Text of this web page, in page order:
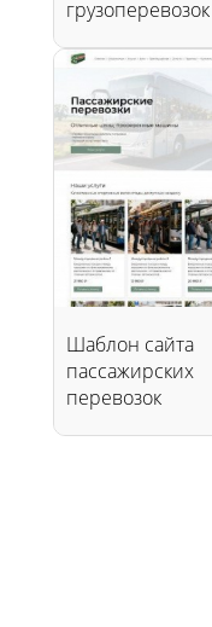
грузоперевозок
Шаблон сайта
пассажирских
перевозок